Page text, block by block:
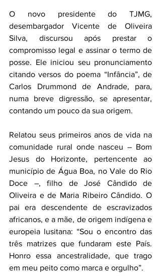
O novo presidente do TJMG,
desembargador Vicente de Oliveira
Silva, discursou após prestar o
compromisso legal e assinar o termo de
posse. Ele iniciou seu pronunciamento
citando versos do poema “Infância”, de
Carlos Drummond de Andrade, para,
numa breve digressão, se apresentar,
contando um pouco da sua origem.
Relatou seus primeiros anos de vida na
comunidade rural onde nasceu – Bom
Jesus do Horizonte, pertencente ao
município de Água Boa, no Vale do Rio
Doce –, filho de José Cândido de
Oliveira e de Maria Ribeiro Cândido. O
pai era descendente de escravizados
africanos, e a mãe, de origem indígena e
europeia lusitana: “Sou o encontro das
três matrizes que fundaram este País.
Honro essa ancestralidade, que trago
em meu peito como marca e orgulho”.